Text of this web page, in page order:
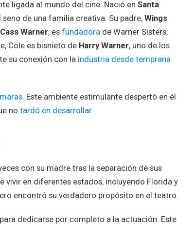
ligada al mundo del cine. Nació en Santa
seno de una familia creativa. Su padre, Wings
Cass Warner, es fundadora de Warner Sisters,
Cole es bisnieto de Harry Warner, uno de los
su conexión con la industria desde temprana
. Este ambiente estimulante despertó en él
no tardó en desarrollar.
con su madre tras la separación de sus
vivir en diferentes estados, incluyendo Florida y
encontró su verdadero propósito en el teatro.
dedicarse por completo a la actuación. Este